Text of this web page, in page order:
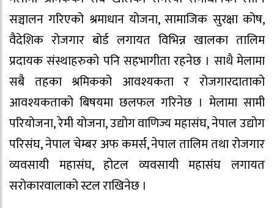
सञ्चालन गरिएको श्रमाधान योजना, सामाजिक सुरक्षा कोष,
वैदेशिक रोजगार बोर्ड लगायत विभिन्न खालका तालिम
प्रदायक संस्थाहरुको पनि सहभागीता रहनेछ । साथै मेलामा
सबै तहका श्रमिकको आवश्यकता र रोजगारदाताको
आवश्यकताको बिषयमा छलफल गरिनेछ । मेलामा सामी
परियोजना, रेमी योजना, उद्योग वाणिज्य महासंघ, नेपाल उद्योग
परिसंघ, नेपाल चेम्बर अफ कमर्स, नेपाल तालिम तथा रोजगार
व्यवसायी महासंघ, होटल व्यवसायी महासंघ लगायत
सरोकारवालाको स्टल राखिनेछ ।